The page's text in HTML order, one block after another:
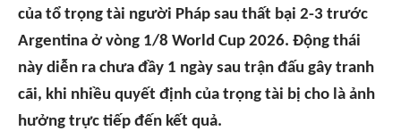
của tổ trọng tài người Pháp sau thất bại 2-3 trước
Argentina ở vòng 1/8 World Cup 2026. Động thái
này diễn ra chưa đầy 1 ngày sau trận đấu gây tranh
cãi, khi nhiều quyết định của trọng tài bị cho là ảnh
hưởng trực tiếp đến kết quả.